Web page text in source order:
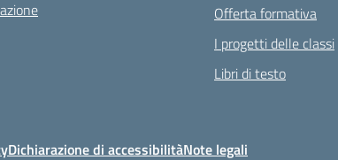
Offerta formativa
I progetti delle classi
Libri di testo
Dichiarazione di accessibilitàNote legali